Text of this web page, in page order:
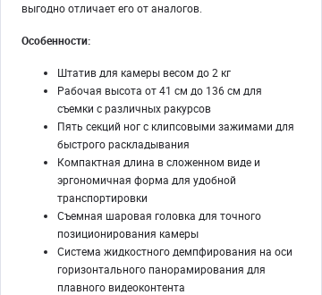
выгодно отличает его от аналогов.
Особенности:
Штатив для камеры весом до 2 кг
Рабочая высота от 41 см до 136 см для
съемки с различных ракурсов
Пять секций ног с клипсовыми зажимами для
быстрого раскладывания
Компактная длина в сложенном виде и
эргономичная форма для удобной
транспортировки
Съемная шаровая головка для точного
позиционирования камеры
Система жидкостного демпфирования на оси
горизонтального панорамирования для
плавного видеоконтента